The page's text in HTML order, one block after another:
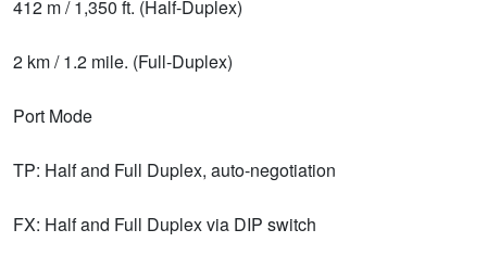
412 m / 1,350 ft. (Half-Duplex)
2 km / 1.2 mile. (Full-Duplex)
Port Mode
TP: Half and Full Duplex, auto-negotiation
FX: Half and Full Duplex via DIP switch